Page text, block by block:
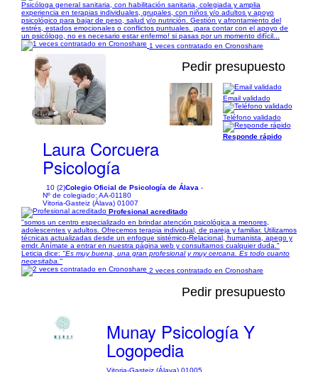
Psicóloga general sanitaria, con habilitación sanitaria, colegiada y amplia
experiencia en terapias individuales, grupales, con niños y/o adultos y apoyo
psicológico para bajar de peso, salud y/o nutrición. Gestión y afrontamiento del
estrés, estados emocionales o conflictos puntuales. ¡para contar con el apoyo de
un psicólogo, no es necesario estar enfermo! si pasas por un momento difícil...
1 veces contratado en Cronoshare
1/6
Pedir presupuesto
Laura Corcuera
Psicología
10 (2)Colegio Oficial de Psicología de Álava -
Nº de colegiado: AA-01180
Vitoria-Gasteiz (Álava) 01007
Email validado
Teléfono validado
Responde rápido
Profesional acreditado
"somos un centro especializado en brindar atención psicológica a menores,
adolescentes y adultos. Ofrecemos terapia individual, de pareja y familiar. Utilizamos
técnicas actualizadas desde un enfoque sistémico-Relacional, humanista, apego y
emdr. Anímate a entrar en nuestra página web y consultarnos cualquier duda."
Leticia dice: "Es muy buena, una gran profesional y muy cercana. Es todo cuanto
necesitaba."
2 veces contratado en Cronoshare
Pedir presupuesto
Munay Psicología Y
Logopedia
Vitoria-Gasteiz (Álava) 01005